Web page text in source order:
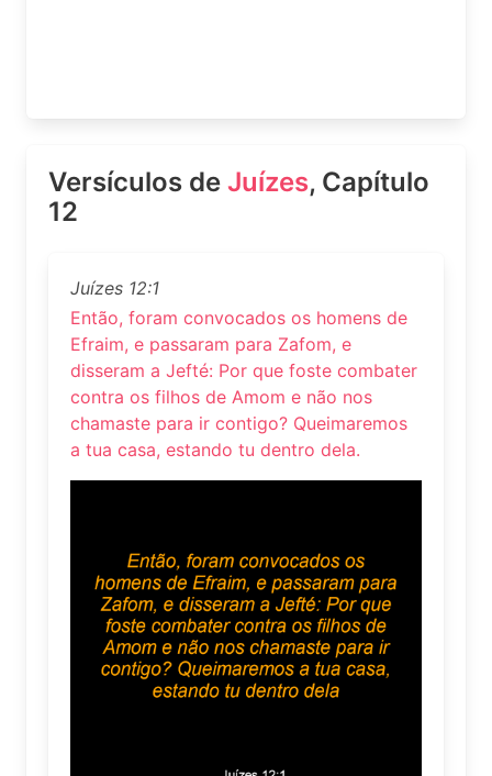
Versículos de Juízes, Capítulo
12
Juízes 12:1
Então, foram convocados os homens de
Efraim, e passaram para Zafom, e
disseram a Jefté: Por que foste combater
contra os filhos de Amom e não nos
chamaste para ir contigo? Queimaremos
a tua casa, estando tu dentro dela.